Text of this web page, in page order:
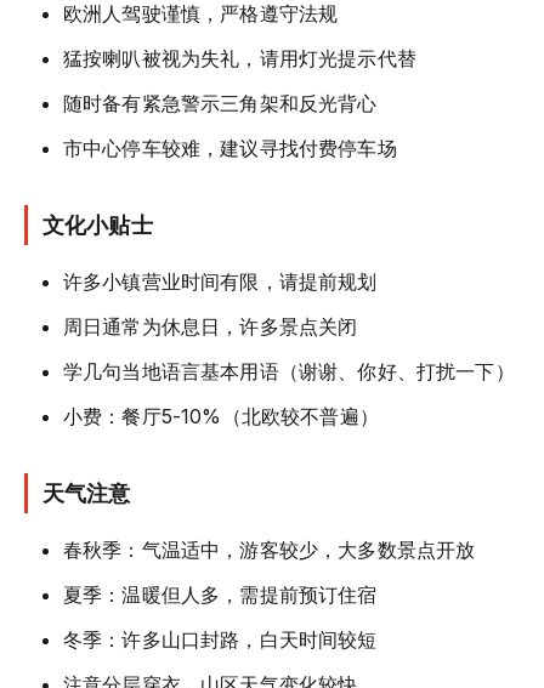
欧洲人驾驶谨慎，严格遵守法规
猛按喇叭被视为失礼，请用灯光提示代替
随时备有紧急警示三角架和反光背心
市中心停车较难，建议寻找付费停车场
文化小贴士
许多小镇营业时间有限，请提前规划
周日通常为休息日，许多景点关闭
学几句当地语言基本用语（谢谢、你好、打扰一下）
小费：餐厅5-10%（北欧较不普遍）
天气注意
春秋季：气温适中，游客较少，大多数景点开放
夏季：温暖但人多，需提前预订住宿
冬季：许多山口封路，白天时间较短